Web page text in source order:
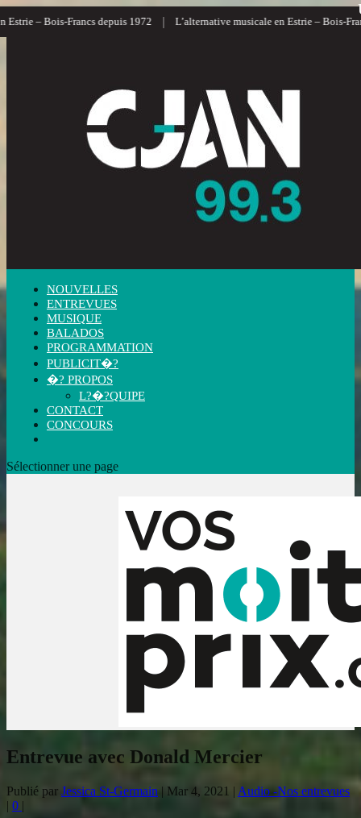
depuis 1972 | L’alternative musicale en Estrie – Bois-Francs |
NOUVELLES
ENTREVUES
MUSIQUE
BALADOS
PROGRAMMATION
PUBLICIT�?
�? PROPOS
L?�?QUIPE
CONTACT
CONCOURS
Sélectionner une page
Entrevue avec Donald Mercier
Publié par Jessica St-Germain | Mar 4, 2021 | Audio -Nos entrevues
| 0 |